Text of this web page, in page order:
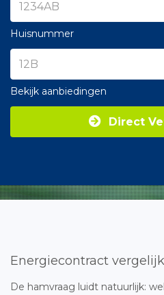
Huisnummer
Bekijk aanbiedingen
Direct
Energiecontract
De hamvraag luidt natuurlijk: